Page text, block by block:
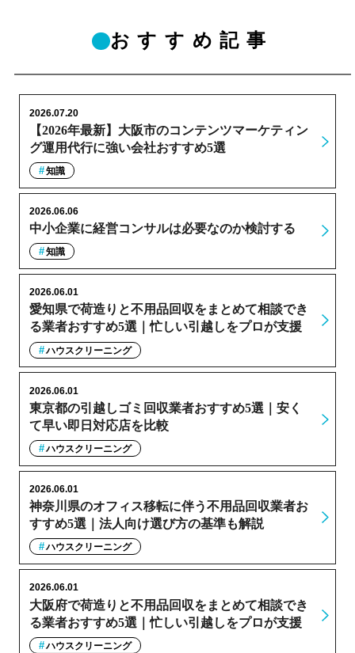
おすすめ記事
【2026年最新】大阪市のコンテンツマーケティン
グ運用代行に強い会社おすすめ5選
2026.07.20
知識
中小企業に経営コンサルは必要なのか検討する
2026.06.06
知識
愛知県で荷造りと不用品回収をまとめて相談でき
る業者おすすめ5選｜忙しい引越しをプロが支援
2026.06.01
ハウスクリーニング
東京都の引越しゴミ回収業者おすすめ5選｜安く
て早い即日対応店を比較
2026.06.01
ハウスクリーニング
神奈川県のオフィス移転に伴う不用品回収業者お
すすめ5選｜法人向け選び方の基準も解説
2026.06.01
ハウスクリーニング
大阪府で荷造りと不用品回収をまとめて相談でき
る業者おすすめ5選｜忙しい引越しをプロが支援
2026.06.01
ハウスクリーニング